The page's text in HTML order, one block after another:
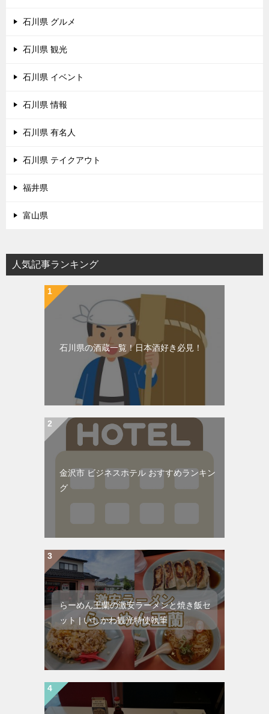
石川県 グルメ
石川県 観光
石川県 イベント
石川県 情報
石川県 有名人
石川県 テイクアウト
福井県
富山県
人気記事ランキング
石川県の酒蔵一覧！日本酒好き必見！
金沢市 ビジネスホテル おすすめランキン
グ
らーめん王蘭の激安ラーメンと焼き飯セ
ット | いしかわ観光特使執筆